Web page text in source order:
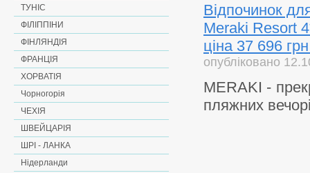
ТУНІС
ФІЛІППІНИ
ФІНЛЯНДІЯ
ФРАНЦІЯ
ХОРВАТІЯ
Чорногорія
ЧЕХІЯ
ШВЕЙЦАРІЯ
ШРІ - ЛАНКА
Нідерланди
Відпочинок
Meraki Resort
ціна 37 696
опубліковано
MERAKI -
пляжних